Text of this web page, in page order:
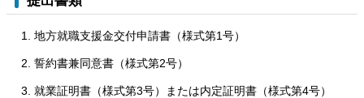
地方就職支援金交付申請書（様式第1号）
誓約書兼同意書（様式第2号）
就業証明書（様式第3号）または内定証明書（様式第4号）